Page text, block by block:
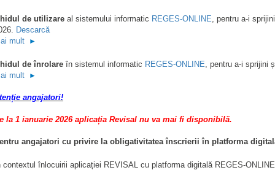
de utilizare al sistemului informatic REGES-ONLINE , pentru a-i
Descarcă
mult
►
de înrolare în sistemul informatic REGES-ONLINE , pentru a-i
mult
►
angajatori!
la 1 ianuarie 2026 aplicația Revisal nu va mai fi disponibilă.
angajatori cu privire la obligativitatea înscrierii în platforma
contextul înlocuirii aplicației REVISAL cu platforma digitală REGES-